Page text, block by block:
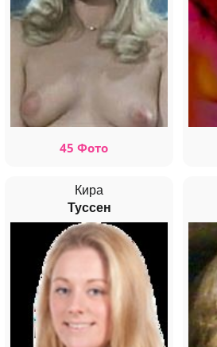
45 Фото
Кира
Туссен